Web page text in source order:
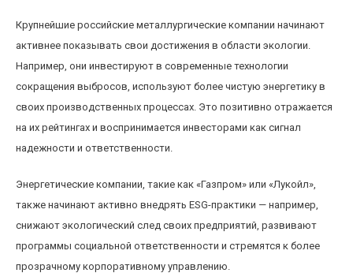
Крупнейшие российские металлургические компании начинают
активнее показывать свои достижения в области экологии.
Например, они инвестируют в современные технологии
сокращения выбросов, используют более чистую энергетику в
своих производственных процессах. Это позитивно отражается
на их рейтингах и воспринимается инвесторами как сигнал
надежности и ответственности.
Энергетические компании, такие как «Газпром» или «Лукойл»,
также начинают активно внедрять ESG-практики — например,
снижают экологический след своих предприятий, развивают
программы социальной ответственности и стремятся к более
прозрачному корпоративному управлению.